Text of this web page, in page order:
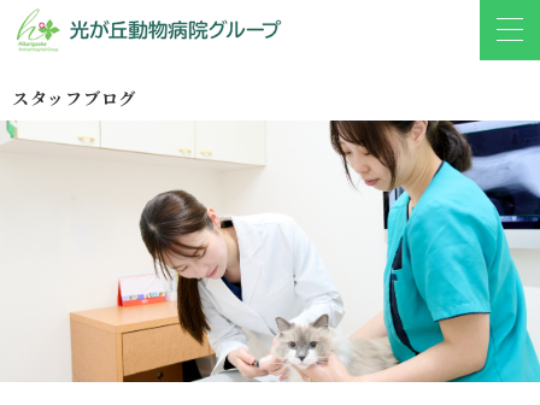
スタッフブログ